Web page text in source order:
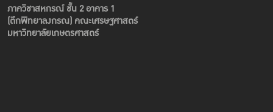
ภาควิชาสหกรณ์ ชั้น 2 อาคาร 1
(ตึกพิทยาลงกรณ) คณะเศรษฐศาสตร์
มหาวิทยาลัยเกษตรศาสตร์